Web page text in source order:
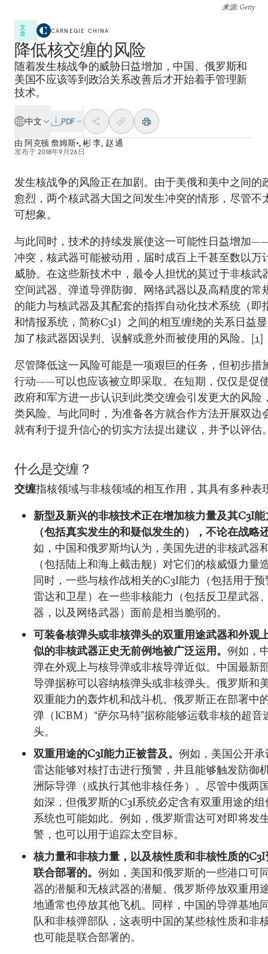
来源: Getty
文
章
CARNEGIE CHINA
降低核交缠的风险
随着发生核战争的威胁日益增加，中国、俄罗斯和
美国不应该等到政治关系改善后才开始着手管理新
技术。
中文
PDF
由 阿克顿 詹姆斯•,彬 李, 赵 通
发布于 2018年9月26日
发生核战争的风险正在加剧。由于美俄和美中之间的
愈烈，两个核武器大国之间发生冲突的情形，尽管不
可想象。
与此同时，技术的持续发展使这一可能性日益增加
冲突，核武器可能被动用，届时成百上千甚至数以万
威胁。在这些新技术中，最令人担忧的莫过于非核武
空间武器、弹道导弹防御、网络武器以及高精度的常
的能力与核武器及其配套的指挥自动化技术系统（即
和情报系统，简称C3I）之间的相互缠绕的关系日益
加了核武器因误判、误解或意外而被使用的风险。 [1]
尽管降低这一风险可能是一项艰巨的任务，但初步
行动——可以也应该被立即采取。在短期，仅仅是促
政府和军方进一步认识到此类交缠会引发更大的风险
类风险。与此同时，为准备各方就合作方法开展双边
就有利于提升信心的切实方法提出建议，并予以评估
什么是交缠？
交缠指核领域与非核领域的相互作用，其具有多种表
新型及新兴的非核技术正在增加核力量及其C3I
（包括真实发生的和疑似发生的），不论在战略
如，中国和俄罗斯均认为，美国先进的非核武器
（包括陆上和海上截击舰）对它们的核威慑力量
同时，一些与核作战相关的C3I能力（包括用于
雷达和卫星）在一些非核能力（包括反卫星武器
器，以及网络武器）面前是相当脆弱的。
可装备核弹头或非核弹头的双重用途武器和外观
似的非核武器正史无前例地被广泛运用。 例如，
弹在外观上与核导弹或非核导弹近似。中国最新
导弹据称可以容纳核弹头或非核弹头。俄罗斯和
双重能力的轰炸机和战斗机。俄罗斯正在部署中
弹（ICBM）“萨尔马特”据称能够运载非核的超音
头。
双重用途的C3I能力正被普及。 例如，美国公开
雷达能够对核打击进行预警，并且能够触发防御
洲际导弹（或执行其他非核任务）。尽管中俄两
如深，但俄罗斯的C3I系统必定含有双重用途的
系统也可能如此。例如，俄罗斯雷达可对即将发
警，也可以用于追踪太空目标。
核力量和非核力量，以及核性质和非核性质的
联合部署的。 例如，美国和俄罗斯的一些港口可
器的潜艇和无核武器的潜艇。俄罗斯停放双重用
地通常也停放其他飞机。同样，中国的导弹基地
队和非核弹部队，这表明中国的某些核性质和非
也可能是联合部署的。